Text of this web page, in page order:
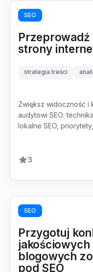
SEO
Przeprowadź
strony
strategia treści
Zwiększ widoczność i
audytowi SEO:
lokalne SEO,
3
SEO
Przygotuj
jakościowych
blogowych
pod SEO